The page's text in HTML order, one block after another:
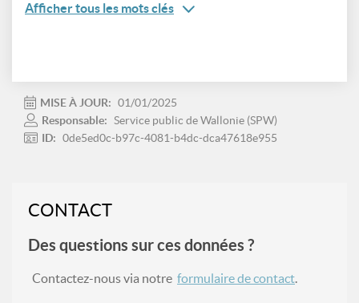
Afficher tous les mots clés
MISE À JOUR: 01/01/2025
Responsable: Service public de Wallonie (SPW)
ID: 0de5ed0c-b97c-4081-b4dc-dca47618e955
CONTACT
Des questions sur ces données ?
Contactez-nous via notre formulaire de contact.